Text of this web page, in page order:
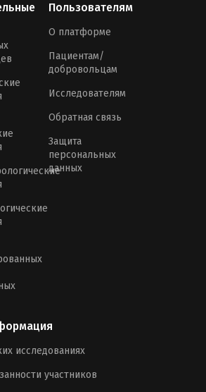
Пользователям
О платформе
Пациентам/
добровольцам
Исследователям
Обратная связь
Защита
персональных
данных
исследованиях
участников